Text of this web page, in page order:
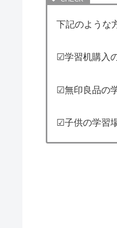
下記のような
☑︎学習机購入
☑︎無印良品の
☑︎子供の学習